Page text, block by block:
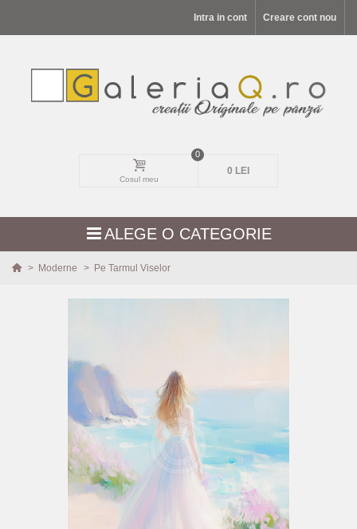
Intra in cont Creare cont nou
Cosul meu
0
0 LEI
ALEGE O CATEGORIE
> Moderne > Pe Tarmul Viselor